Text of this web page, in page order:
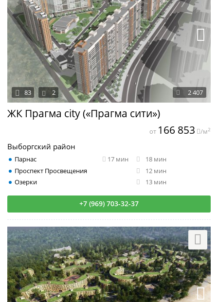
ЖК Прагма city («Прагма сити»)
2 407
83 2
Выборгский район
Парнас 17 мин
18 мин
Проспект Просвещения
12 мин
Озерки
13 мин
от 166 853 /м2
+7 (969) 703-32-37